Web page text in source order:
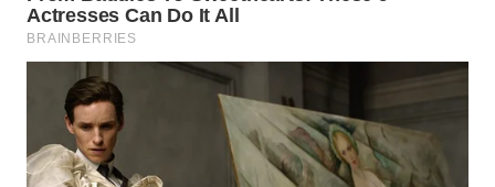
WN
SELATAN
WN
TANJUNG